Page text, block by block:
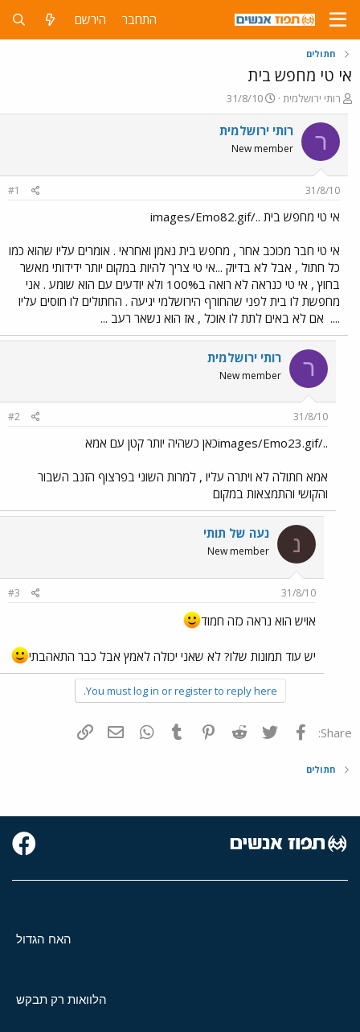
התחבר הירשם
חתולים
אי טי מחפש בית
פ
ו
ת
ח
ה
ו
ש
א
רותי ירושלמית
פ
ו
ר
ם
31/8/10
ר רותי ירושלמית
New member
31/8/10
#1
אי טי מחפש בית ../images/Emo82.gif
אי טי חבר מכוכב אחר , מחפש בית נאמן ואחראי . אומרים עליו שהוא כמו
כל חתול , אבל לא בדיוק ...אי טי צריך להיות במקום יותר ידידותי מאשר
בחוץ , אי טי כנראה לא רואה ב100% ולא יודעים עם הוא שומע . אני
מחפשת לו בית לפני שהחורף הירושלמי יגיעה . החתולים לו חוסים עליו
.... אם לא באים לתת לו אוכל , אז הוא נשאר רעב ...
ר רותי ירושלמית
New member
31/8/10
#2
../images/Emo23.gifכאן כשהיה יותר קטן עם אמא
אמא חתולה לא ויתרה עליו , למרות השוני בפרצוף הזנב השבור
והקושי והתמצאות במקום
נ נעה של תותי
New member
31/8/10
#3
אויש הוא נראה כזה חמוד
יש עוד תמונות שלו? לא שאני יכולה לאמץ אבל כבר התאהבתי
You must log in or register to reply here.
Share: פייסבוק Twitter
Reddit
Pinterest
Tumblr
WhatsAppדואר אלקטרוני
חתולים
האח הגדול
הלוואות רק תבקש